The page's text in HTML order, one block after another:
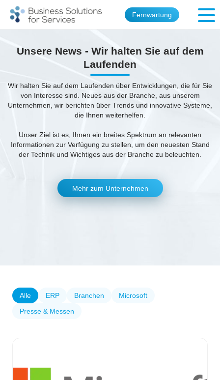
Fernwartung
Unsere News - Wir halten Sie auf dem
Laufenden
Wir halten Sie auf dem Laufenden über Entwicklungen, die für Sie
von Interesse sind. Neues aus der Branche, aus unserem
Unternehmen, wir berichten über Trends und innovative Systeme,
die Ihnen weiterhelfen.
Unser Ziel ist es, Ihnen ein breites Spektrum an relevanten
Informationen zur Verfügung zu stellen, um den neuesten Stand
der Technik und Wichtiges aus der Branche zu beleuchten.
Mehr zum Unternehmen
Alle ERP Branchen
Microsoft
Presse & Messen